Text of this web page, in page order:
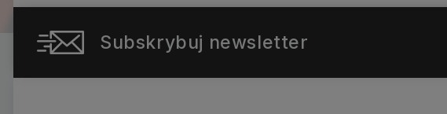
Subskrybuj newsletter